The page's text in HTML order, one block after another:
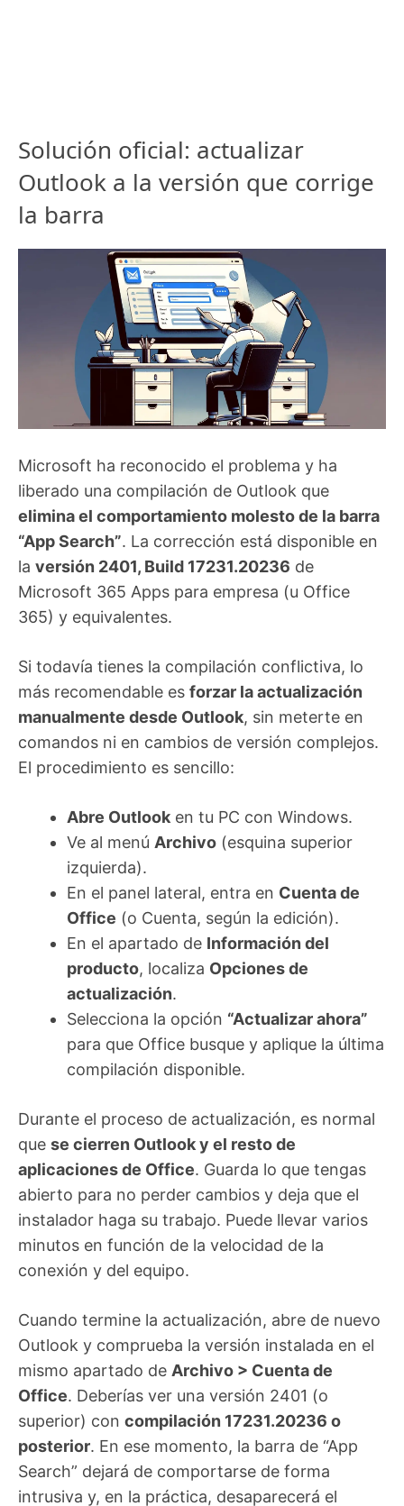
Solución oficial: actualizar
Outlook a la versión que corrige
la barra
Microsoft ha reconocido el problema y ha
liberado una compilación de Outlook que
elimina el comportamiento molesto de la barra
“App Search”. La corrección está disponible en
la versión 2401, Build 17231.20236 de
Microsoft 365 Apps para empresa (u Office
365) y equivalentes.
Si todavía tienes la compilación conflictiva, lo
más recomendable es forzar la actualización
manualmente desde Outlook, sin meterte en
comandos ni en cambios de versión complejos.
El procedimiento es sencillo:
Abre Outlook en tu PC con Windows.
Ve al menú Archivo (esquina superior
izquierda).
En el panel lateral, entra en Cuenta de
Office (o Cuenta, según la edición).
En el apartado de Información del
producto, localiza Opciones de
actualización.
Selecciona la opción “Actualizar ahora”
para que Office busque y aplique la última
compilación disponible.
Durante el proceso de actualización, es normal
que se cierren Outlook y el resto de
aplicaciones de Office. Guarda lo que tengas
abierto para no perder cambios y deja que el
instalador haga su trabajo. Puede llevar varios
minutos en función de la velocidad de la
conexión y del equipo.
Cuando termine la actualización, abre de nuevo
Outlook y comprueba la versión instalada en el
mismo apartado de Archivo > Cuenta de
Office. Deberías ver una versión 2401 (o
superior) con compilación 17231.20236 o
posterior. En ese momento, la barra de “App
Search” dejará de comportarse de forma
intrusiva y, en la práctica, desaparecerá el